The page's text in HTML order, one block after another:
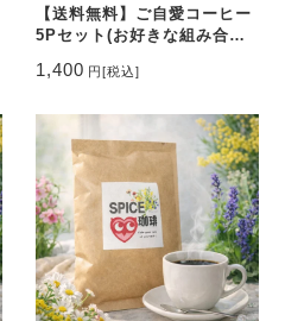
【送料無料】ご自愛コーヒー
5Pセット(お好きな組み合わ
1,400 円[税込]